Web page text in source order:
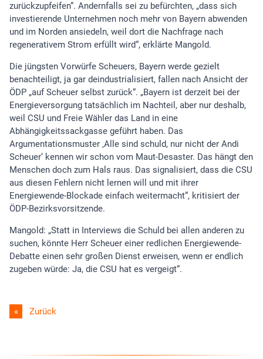
zurückzupfeifen“. Andernfalls sei zu befürchten, „dass sich
investierende Unternehmen noch mehr von Bayern abwenden
und im Norden ansiedeln, weil dort die Nachfrage nach
regenerativem Strom erfüllt wird“, erklärte Mangold.
Die jüngsten Vorwürfe Scheuers, Bayern werde gezielt
benachteiligt, ja gar deindustrialisiert, fallen nach Ansicht der
ÖDP „auf Scheuer selbst zurück“. „Bayern ist derzeit bei der
Energieversorgung tatsächlich im Nachteil, aber nur deshalb,
weil CSU und Freie Wähler das Land in eine
Abhängigkeitssackgasse geführt haben. Das
Argumentationsmuster ‚Alle sind schuld, nur nicht der Andi
Scheuer‘ kennen wir schon vom Maut-Desaster. Das hängt den
Menschen doch zum Hals raus. Das signalisiert, dass die CSU
aus diesen Fehlern nicht lernen will und mit ihrer
Energiewende-Blockade einfach weitermacht“, kritisiert der
ÖDP-Bezirksvorsitzende.
Mangold: „Statt in Interviews die Schuld bei allen anderen zu
suchen, könnte Herr Scheuer einer redlichen Energiewende-
Debatte einen sehr großen Dienst erweisen, wenn er endlich
zugeben würde: Ja, die CSU hat es vergeigt“.
Zurück